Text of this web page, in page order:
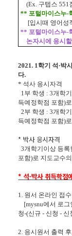
(Ex. 구텝스 551
** 포털마이스누-
[입시때 영어성
** 포털마이스누-
논자시에 응시
2021. 1학기석 ·박
다.
* 석사 응시자격
1부 학생 : 3개학
득예정학점 포함)
2부 학생 : 3개학
득예정학점 포함)
* 박사 응시자격
3개학기이상 등
포함)로 지도교수
*석·박사 취득학점
1. 원서 온라인 접수
[mysnu에서 로
청-(신규- 신청- 신
2. 응시원서 출력 후